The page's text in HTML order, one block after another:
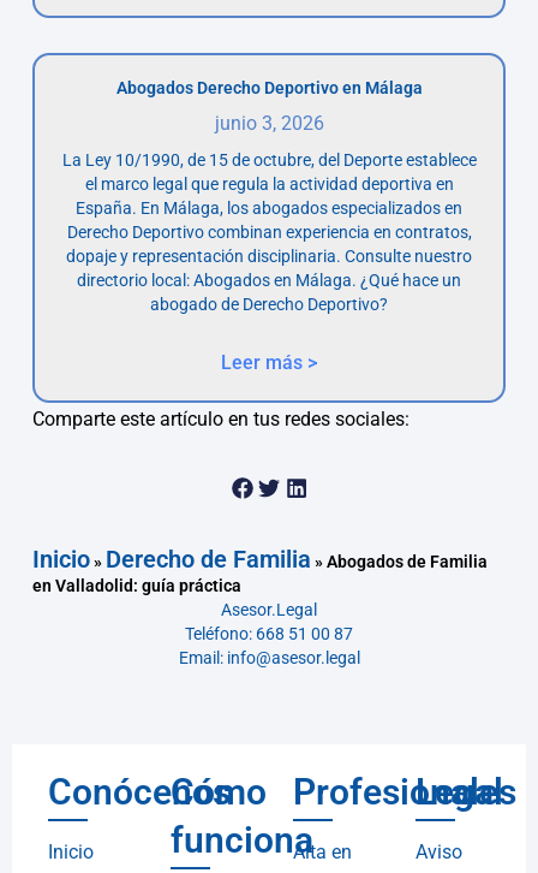
Abogados Derecho Deportivo en Málaga
junio 3, 2026
La Ley 10/1990, de 15 de octubre, del Deporte establece
el marco legal que regula la actividad deportiva en
España. En Málaga, los abogados especializados en
Derecho Deportivo combinan experiencia en contratos,
dopaje y representación disciplinaria. Consulte nuestro
directorio local: Abogados en Málaga. ¿Qué hace un
abogado de Derecho Deportivo?
Leer más >
Comparte este artículo en tus redes sociales:
Inicio» Derecho de Familia »Abogados de Familia
en Valladolid: guía práctica
Asesor.Legal
Teléfono: 668 51 00 87
Email: info@asesor.legal
Conócenos
Inicio
Cómo
funciona
Profesionales
Alta en
Legal
Aviso